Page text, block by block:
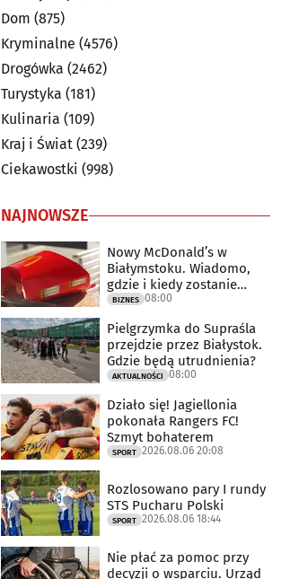
Dom (875)
Kryminalne (4576)
Drogówka (2462)
Turystyka (181)
Kulinaria (109)
Kraj i Świat (239)
Ciekawostki (998)
NAJNOWSZE
Nowy McDonald’s w
Białymstoku. Wiadomo,
gdzie i kiedy zostanie
otwarty
BIZNES 08:00
Pielgrzymka do Supraśla
przejdzie przez Białystok.
Gdzie będą utrudnienia?
AKTUALNOŚCI 08:00
Działo się! Jagiellonia
pokonała Rangers FC!
Szmyt bohaterem
SPORT 2026.08.06 20:08
Rozlosowano pary I rundy
STS Pucharu Polski
SPORT 2026.08.06 18:44
Nie płać za pomoc przy
decyzji o wsparciu. Urząd